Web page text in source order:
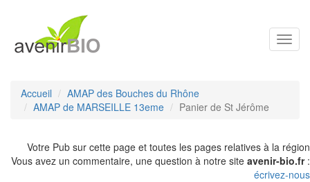
Accueil
AMAP des Bouches du Rhône
AMAP de MARSEILLE 13eme
Panier de St Jérôme
Votre Pub sur cette page et toutes les pages relatives à la région
Vous avez un commentaire, une question à notre site avenir-bio.fr:
écrivez-nous